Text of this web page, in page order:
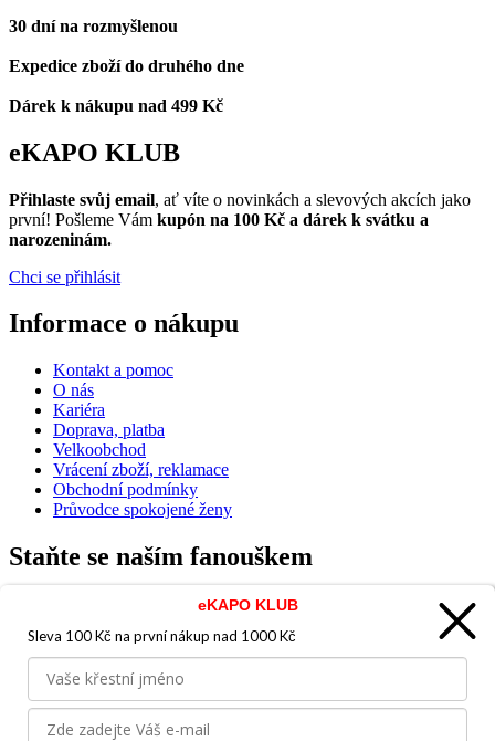
30 dní na rozmyšlenou
Expedice zboží do druhého dne
Dárek k nákupu nad 499 Kč
eKAPO KLUB
Přihlaste svůj email, ať víte o novinkách a slevových akcích jako
první! Pošleme Vám kupón na 100 Kč a dárek k svátku a
narozeninám.
Chci se přihlásit
Informace o nákupu
Kontakt a pomoc
O nás
Kariéra
Doprava, platba
Velkoobchod
Vrácení zboží, reklamace
Obchodní podmínky
Průvodce spokojené ženy
Staňte se naším fanouškem
Jsme důvěryhodný obchod
eKAPO KLUB
Sleva 100 Kč na první nákup nad 1000 Kč